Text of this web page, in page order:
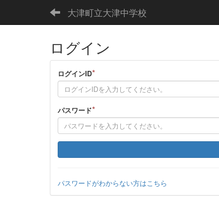
大津町立大津中学校
ログイン
ログインID*
パスワード*
パスワードがわからない方はこちら